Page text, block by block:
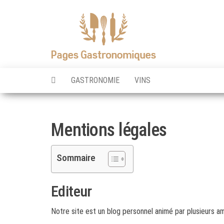
GASTRONOMIE VINS
Mentions légales
Sommaire
Editeur
Notre site est un blog personnel animé par plusieurs